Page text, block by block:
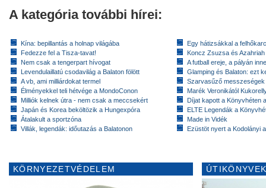
A kategória további hírei:
Kína: bepillantás a holnap világába
Fedezze fel a Tisza-tavat!
Nem csak a tengerpart hívogat
Levendulaillatú csodavilág a Balaton fölött
A vb, ami milliárdokat termel
Élményekkel teli hétvége a MondoConon
Milliók kelnek útra - nem csak a meccsekért
Japán és Korea beköltözik a Hungexpóra
Átalakult a sportzóna
Villák, legendák: időutazás a Balatonon
Egy hátizsákkal a
Koncz Zsuzsa és
A futball ereje, a pályán
Glamping és Balaton: ezt
Szarvasűző messzeségek
Marék Veronikától
Díjat kapott a Könyvhéten
ELTE Legendák a
Made in Vidék
Ezüstöt nyert a Kodolányi
KÖRNYEZETVÉDELEM